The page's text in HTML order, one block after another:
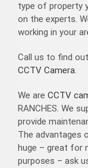
type of property
on the experts.
working in your
Call us to find
CCTV Camera.
We are CCTV
RANCHES. We
provide
The advantages
huge – great for
purposes – ask